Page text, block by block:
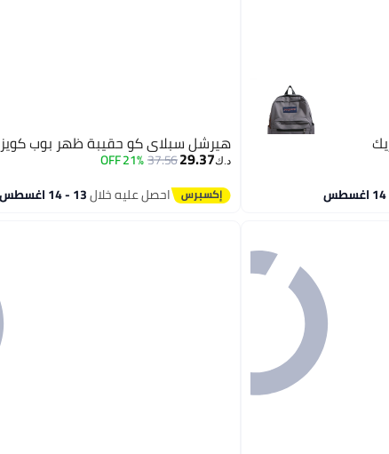
هيرشل سبلاي كو حقيبة ظهر بوب كويز
د.ك‏29.37
37.56
21% OFF
احصل عليه خلال13 - 14 اغسطس